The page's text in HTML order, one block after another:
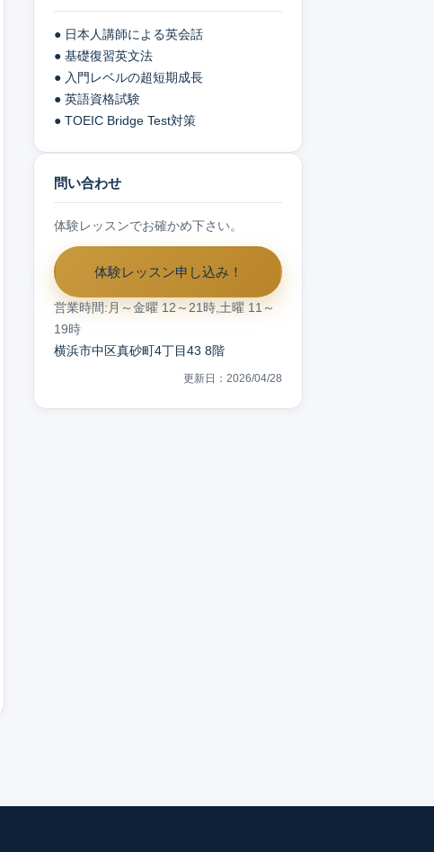
● 日本人講師による英会話
● 基礎復習英文法
● 入門レベルの超短期成長
● 英語資格試験
● TOEIC Bridge Test対策
問い合わせ
体験レッスンでお確かめ下さい。
体験レッスン申し込み！
営業時間:月～金曜 12～21時,土曜 11～
19時
横浜市中区真砂町4丁目43 8階
更新日：2026/04/28